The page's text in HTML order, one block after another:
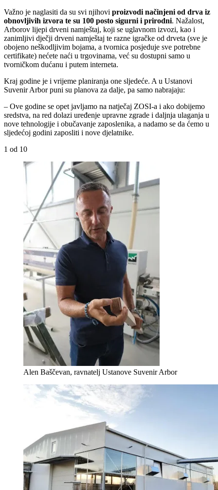
Važno je naglasiti da su svi njihovi proizvodi načinjeni od drva iz
obnovljivih izvora te su 100 posto sigurni i prirodni. Nažalost,
Arborov lijepi drveni namještaj, koji se uglavnom izvozi, kao i
zanimljivi dječji drveni namještaj te razne igračke od drveta (sve je
obojeno neškodljivim bojama, a tvornica posjeduje sve potrebne
certifikate) nećete naći u trgovinama, već su dostupni samo u
tvorničkom dućanu i putem interneta.
Kraj godine je i vrijeme planiranja one sljedeće. A u Ustanovi
Suvenir Arbor puni su planova za dalje, pa samo nabrajaju:
– Ove godine se opet javljamo na natječaj ZOSI-a i ako dobijemo
sredstva, na red dolazi uređenje upravne zgrade i daljnja ulaganja u
nove tehnologije i obučavanje zaposlenika, a nadamo se da ćemo u
sljedećoj godini zaposliti i nove djelatnike.
1 od 10
Alen Baščevan, ravnatelj Ustanove Suvenir Arbor